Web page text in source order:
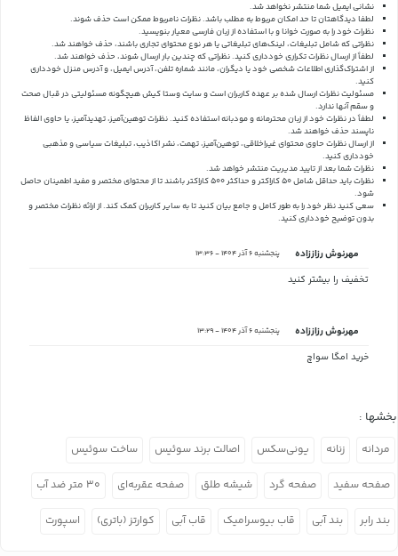
نشانی ایمیل شما منتشر نخواهد شد.
لطفا دیدگاهتان تا حد امکان مربوط به مطلب باشد. نظرات نامربوط ممکن است حذف شوند.
نظرات خود را به صورت خوانا و با استفاده از زبان فارسی معیار بنویسید.
نظراتی که شامل تبلیغات، لینک‌های تبلیغاتی یا هر نوع محتوای تجاری باشند، حذف خواهند شد.
لطفاً از ارسال نظرات تکراری خودداری کنید. نظراتی که چندین بار ارسال شوند، حذف خواهند شد.
از اشتراک‌گذاری اطلاعات شخصی خود یا دیگران، مانند شماره تلفن، آدرس ایمیل، و آدرس منزل خودداری
کنید.
مسئولیت نظرات ارسال شده بر عهده کاربران است و سایت وستا کیش هیچگونه مسئولیتی در قبال صحت
و سقم آنها ندارد.
لطفاً در نظرات خود از زبان محترمانه و مودبانه استفاده کنید. نظرات توهین‌آمیز، تهدیدآمیز، یا حاوی الفاظ
ناپسند حذف خواهند شد.
از ارسال نظرات حاوی محتوای غیراخلاقی، توهین‌آمیز، تهمت، نشر اکاذیب، تبلیغات سیاسی و مذهبی
خودداری کنید.
نظرات شما بعد از تایید مدیریت منتشر خواهد شد.
نظرات باید حداقل شامل 50 کاراکتر و حداکثر 500 کاراکتر باشند تا از محتوای مختصر و مفید اطمینان حاصل
شود.
سعی کنید نظر خود را به طور کامل و جامع بیان کنید تا به سایر کاربران کمک کند.از ارائه نظرات مختصر و
بدون توضیح خودداری کنید.
مهرنوش رزاززاده پنجشنبه 6 آذر 1404 - 13:36
تخفیف را بیشتر کنید
مهرنوش رزاززاده پنجشنبه 6 آذر 1404 - 13:29
خرید امگا سواچ
بخشها :
مردانه زنانه یونی‌سکس اصالت برند سوئیس ساخت سوئیس
صفحه سفید صفحه گرد شیشه طلق صفحه عقربه‌ای ۳۰ متر ضد آب
بند رابر بند آبی قاب بیوسرامیک قاب آبی کوارتز (باتری) اسپورت